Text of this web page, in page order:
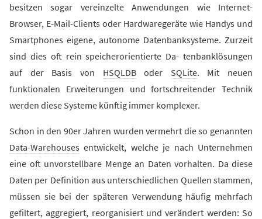
besitzen sogar vereinzelte Anwendungen wie Internet-
Browser, E-Mail-Clients oder Hardwaregeräte wie Handys und
Smartphones eigene, autonome Datenbanksysteme. Zurzeit
sind dies oft rein speicherorientierte Da- tenbanklösungen
auf der Basis von HSQLDBoder SQLite. Mit neuen
funktionalen Erweiterungen und fortschreitender Technik
werden diese Systeme künftig immer komplexer.
Schon in den 90er Jahren wurden vermehrt die so genannten
Data-Warehouses entwickelt, welche je nach Unternehmen
eine oft unvorstellbare Menge an Daten vorhalten. Da diese
Daten per Definition aus unterschiedlichen Quellen stammen,
müssen sie bei der späteren Verwendung häufig mehrfach
gefiltert, aggregiert, reorganisiert und verändert werden: So